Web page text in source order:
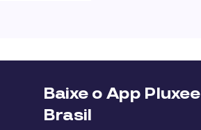
Baixe o App Pluxee
Brasil